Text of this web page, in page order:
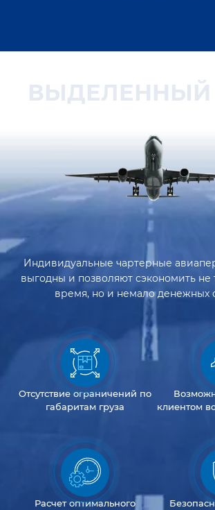
ВЫДЕЛЕННЫЙ
Индивидуальные чартерные
выгодны и позволяют сэкономить не
время, но и немало денежных
Отсутствиеограничений по
габаритам груза
клиентом
Расчет оптимального